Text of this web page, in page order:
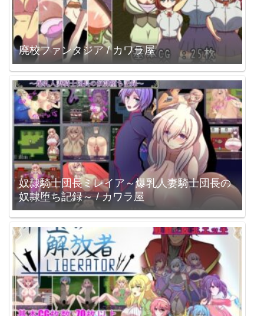
廃校ファンタジア / カワラ屋
奴隷騎士団長ミレイア～爆乳人妻騎士団長の
奴隷堕ち記録～ / カワラ屋